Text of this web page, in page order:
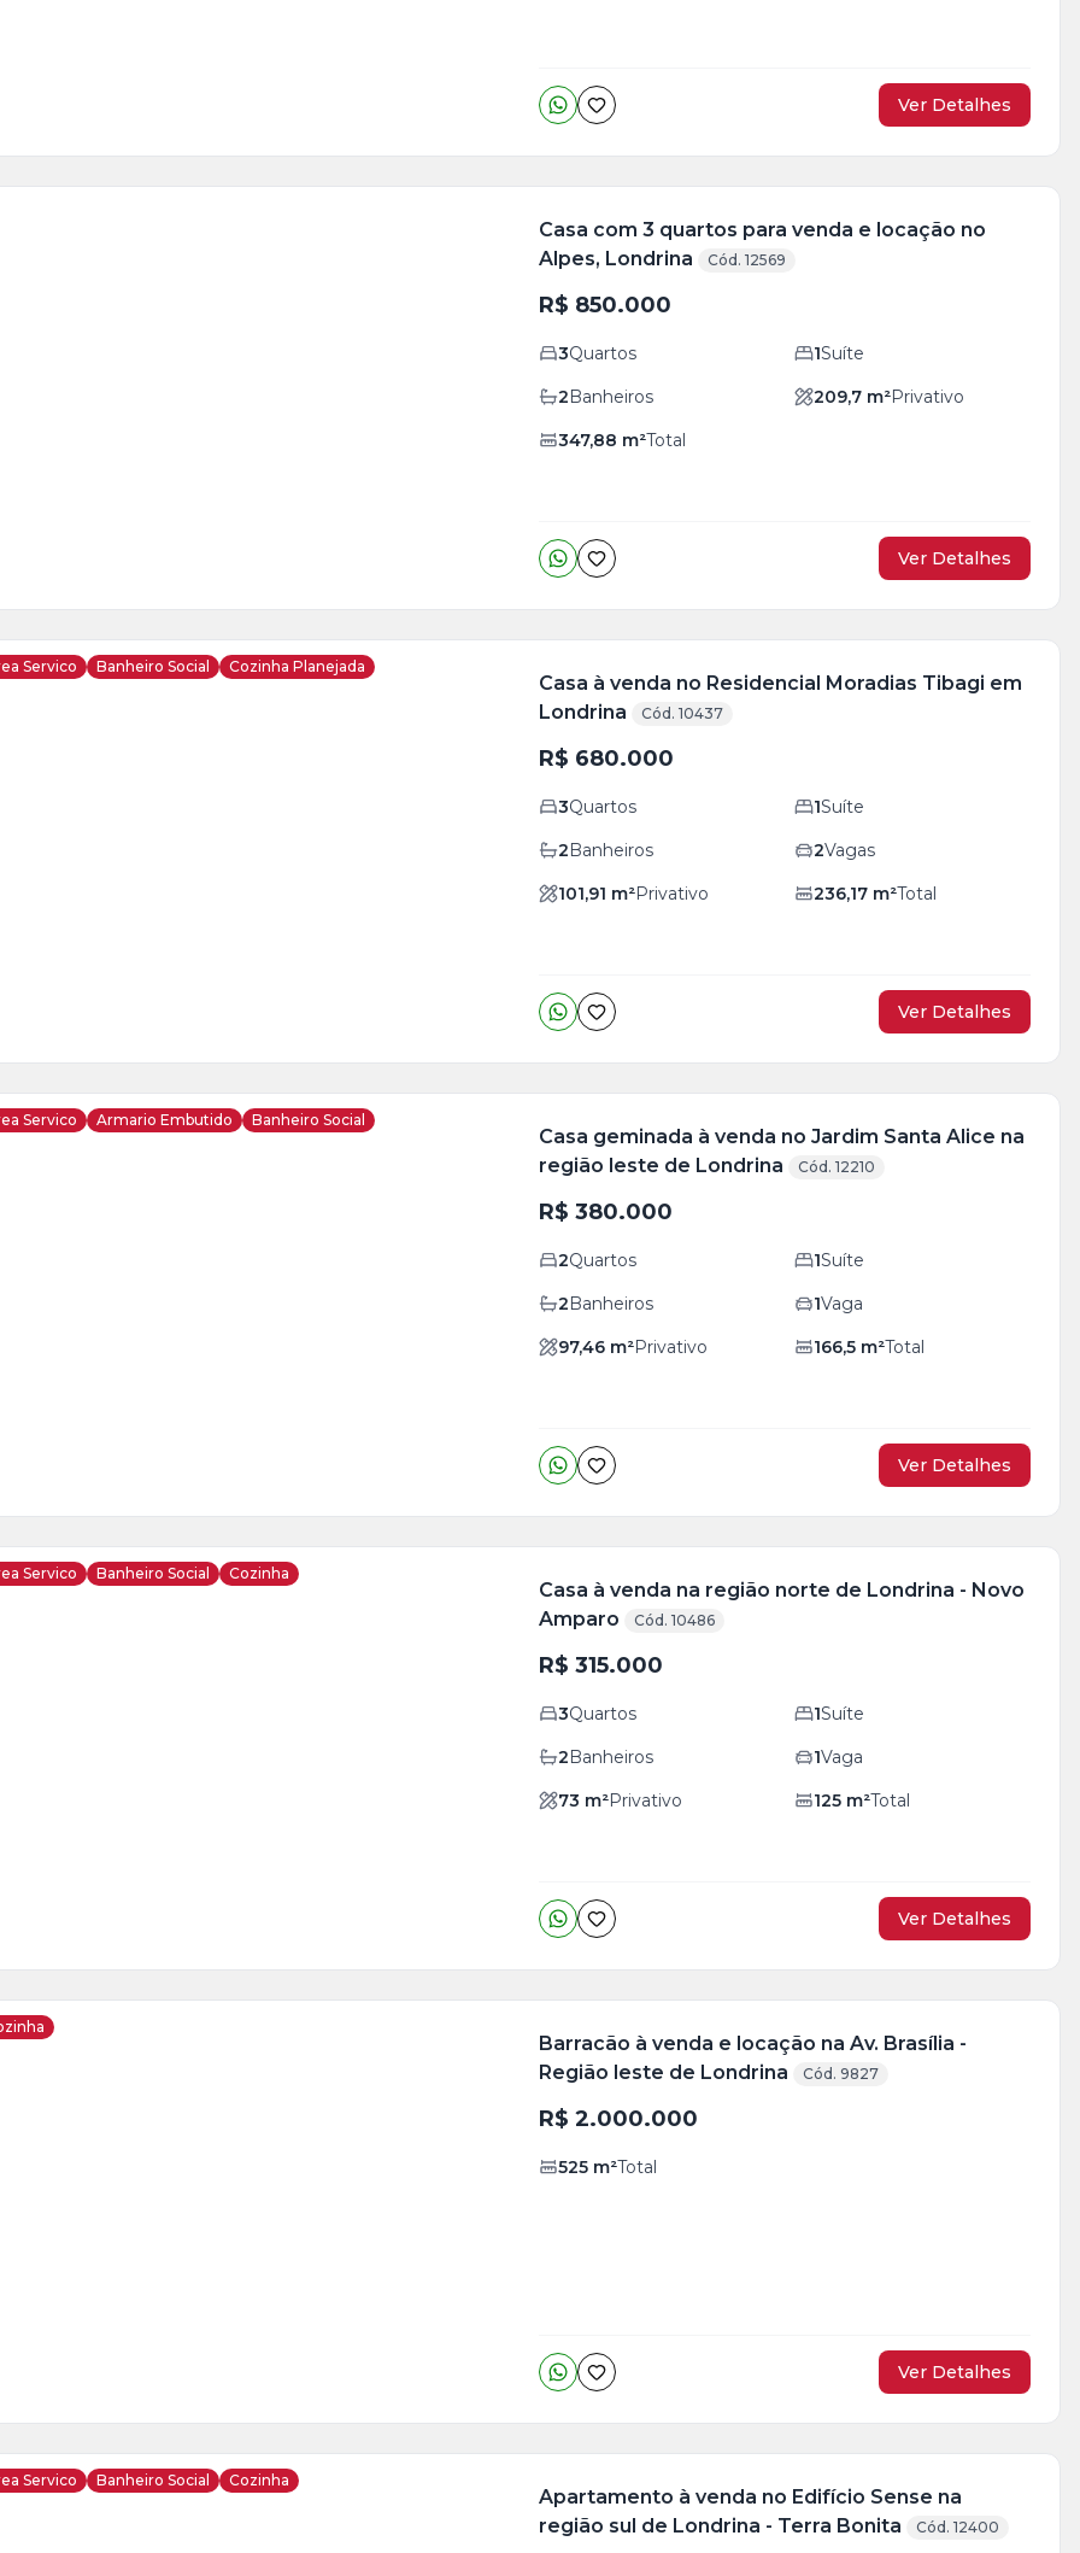
Ver Detalhes
Casa com 3 quartos para venda e locação no
Alpes, Londrina
Cód. 12569
R$ 850.000
3Quartos 1Suíte
2Banheiros 209,7m²Privativo
347,88 m²Total
Ver Detalhes
Servico Banheiro Social Cozinha Planejada
Casa à venda no Residencial Moradias Tibagi em
Londrina
Cód. 10437
R$ 680.000
3Quartos 1Suíte
2Banheiros 2Vagas
101,91 m²Privativo 236,17m²Total
Ver Detalhes
Servico Armario Embutido Banheiro Social
Casa geminada à venda no Jardim Santa Alice na
região leste de Londrina
Cód. 12210
R$ 380.000
2Quartos 1Suíte
2Banheiros 1Vaga
97,46m²Privativo 166,5m²Total
Ver Detalhes
Servico Banheiro Social Cozinha
Casa à venda na região norte de Londrina - Novo
Amparo
Cód. 10486
R$ 315.000
3Quartos 1Suíte
2Banheiros 1Vaga
73 m²Privativo 125m²Total
Ver Detalhes
Barracão à venda e locação na Av. Brasília -
Região leste de Londrina
Cód. 9827
R$ 2.000.000
525m²Total
Ver Detalhes
Servico Banheiro Social Cozinha
Apartamento à venda no Edifício Sense na
região sul de Londrina - Terra Bonita
Cód. 12400